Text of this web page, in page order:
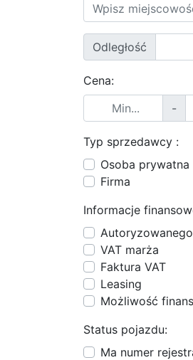
Odległość
Cena:
-
Typ sprzedawcy :
Osoba prywatna
Firma
Informacje
VAT marża
Faktura VAT
Leasing
Możliwość
Status pojazdu:
Ma numer